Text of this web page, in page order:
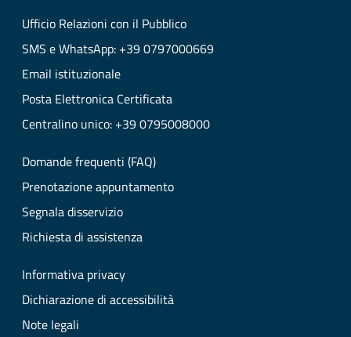
Ufficio Relazioni con il Pubblico
SMS e WhatsApp: +39 0797000669
Email istituzionale
Posta Elettronica Certificata
Centralino unico: +39 0795008000
Domande frequenti (FAQ)
Prenotazione appuntamento
Segnala disservizio
Richiesta di assistenza
Informativa privacy
Dichiarazione di accessibilità
Note legali